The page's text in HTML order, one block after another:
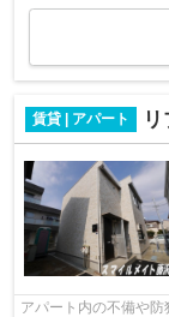
賃貸 | アパート
アパート内の不備や